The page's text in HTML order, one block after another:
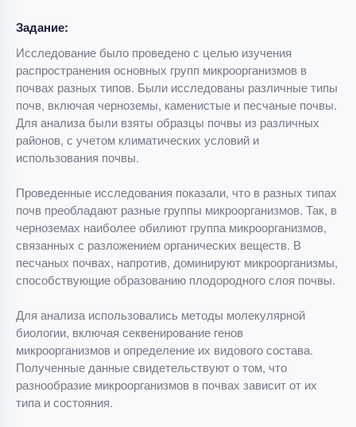
Задание:
Исследование было проведено с целью изучения
распространения основных групп микроорганизмов в
почвах разных типов. Были исследованы различные типы
почв, включая черноземы, каменистые и песчаные почвы.
Для анализа были взяты образцы почвы из различных
районов, с учетом климатических условий и
использования почвы.
Проведенные исследования показали, что в разных типах
почв преобладают разные группы микроорганизмов. Так, в
черноземах наиболее обилиют группа микроорганизмов,
связанных с разложением органических веществ. В
песчаных почвах, напротив, доминируют микроорганизмы,
способствующие образованию плодородного слоя почвы.
Для анализа использовались методы молекулярной
биологии, включая секвенирование генов
микроорганизмов и определение их видового состава.
Полученные данные свидетельствуют о том, что
разнообразие микроорганизмов в почвах зависит от их
типа и состояния.